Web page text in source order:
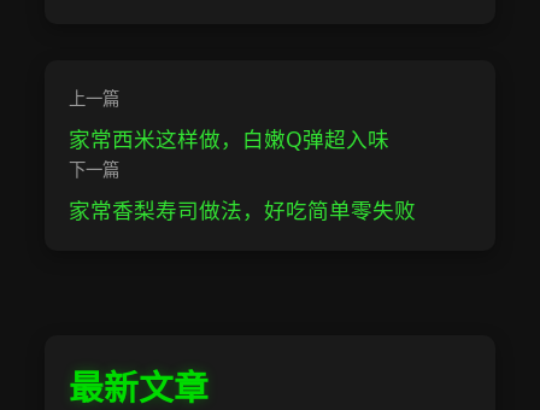
上一篇
家常西米这样做，白嫩Q弹超入味
下一篇
家常香梨寿司做法，好吃简单零失败
最新文章